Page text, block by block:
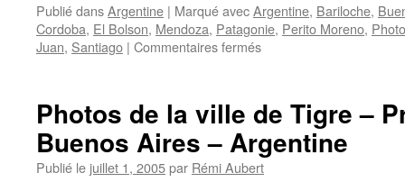
Publié dansArgentine | Marqué avecArgentine, Bariloche,
Cordoba, El Bolson, Mendoza, Patagonie, Perito Moreno, Photo
Juan, Santiago | Commentaires ferméssur
en
Argentine
–
Janvier
Photos de la ville de Tigre –
Buenos Aires – Argentine
Publié le juillet 1, 2005par Rémi Aubert